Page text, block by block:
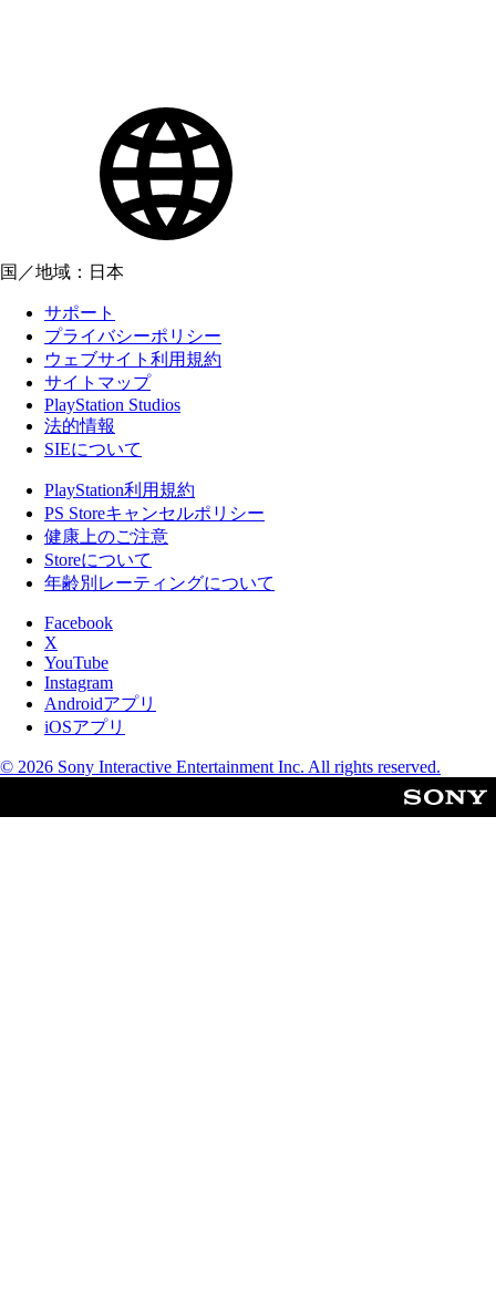
国／地域：日本
サポート
プライバシーポリシー
ウェブサイト利用規約
サイトマップ
PlayStation Studios
法的情報
SIEについて
PlayStation利用規約
PS Storeキャンセルポリシー
健康上のご注意
Storeについて
年齢別レーティングについて
Facebook
X
YouTube
Instagram
Androidアプリ
iOSアプリ
© 2026 Sony Interactive Entertainment Inc. All rights reserved.